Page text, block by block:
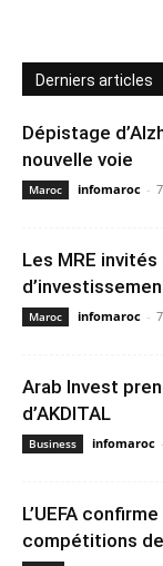
Derniers articles
Dépistage
nouvelle voie
Maroc infomaroc -
Les MRE
Maroc infomaroc -
Arab Invest
d’AKDITAL
Business infomaroc -
L’UEFA
compétitions de